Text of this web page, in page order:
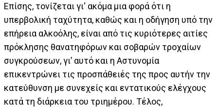
Επίσης, τονίζεται γι' ακόμα μια φορά ότι η
υπερβολική ταχύτητα, καθώς και η οδήγηση υπό την
επήρεια αλκοόλης, είναι από τις κυριότερες αιτίες
πρόκλησης θανατηφόρων και σοβαρών τροχαίων
συγκρούσεων, γι’ αυτό και η Αστυνομία
επικεντρώνει τις προσπάθειές της προς αυτήν την
κατεύθυνση με συνεχείς και εντατικούς ελέγχους
κατά τη διάρκεια του τριημέρου. Τέλος,